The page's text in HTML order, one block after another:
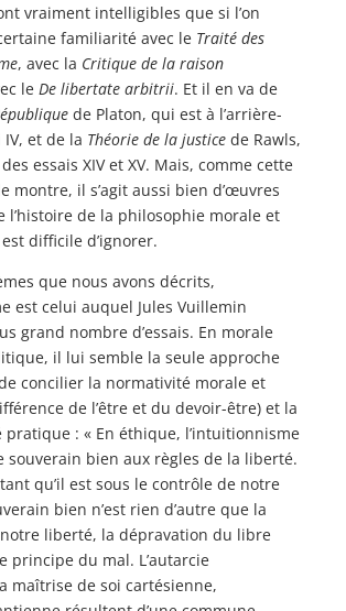
vraiment intelligibles que si l’on
familiarité avec le Traité des
, avec la Critique de la raison
le De libertate arbitrii. Et il en va de
de Platon, qui est à l’arrière-
IV, et de la Théorie de la justice de Rawls,
essais XIV et XV. Mais, comme cette
montre, il s’agit aussi bien d’œuvres
l’histoire de la philosophie morale et
difficile d’ignorer.
que nous avons décrits,
est celui auquel Jules Vuillemin
grand nombre d’essais. En morale
il lui semble la seule approche
concilier la normativité morale et
de l’être et du devoir-être) et la
: « En éthique, l’intuitionnisme
souverain bien aux règles de la liberté.
qu’il est sous le contrôle de notre
bien n’est rien d’autre que la
liberté, la dépravation du libre
principe du mal. L’autarcie
maîtrise de soi cartésienne,